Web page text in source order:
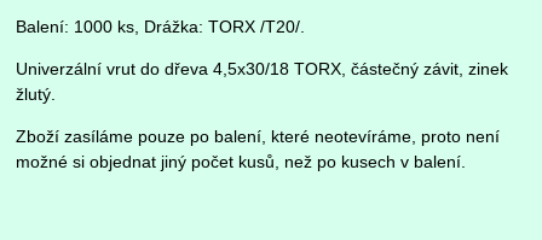
Balení: 1000 ks, Drážka: TORX /T20/.
Univerzální vrut do dřeva 4,5x30/18 TORX, částečný závit, zinek
žlutý.
Zboží zasíláme pouze po balení, které neotevíráme, proto není
možné si objednat jiný počet kusů, než po kusech v balení.